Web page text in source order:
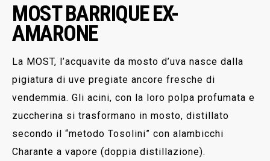
MOST BARRIQUE EX-
AMARONE
La MOST, l’acquavite da mosto d’uva nasce dalla
pigiatura di uve pregiate ancore fresche di
vendemmia. Gli acini, con la loro polpa profumata e
zuccherina si trasformano in mosto, distillato
secondo il “metodo Tosolini” con alambicchi
Charante a vapore (doppia distillazione).